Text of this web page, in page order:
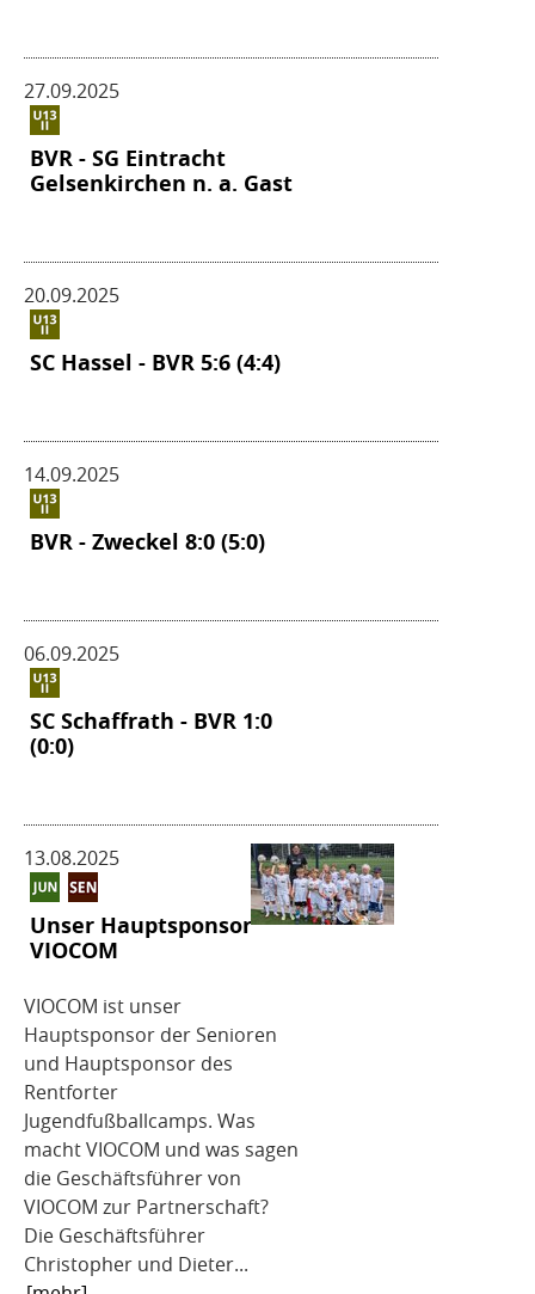
27.09.2025
BVR - SG Eintracht
Gelsenkirchen n. a. Gast
20.09.2025
SC Hassel - BVR 5:6 (4:4)
14.09.2025
BVR - Zweckel 8:0 (5:0)
06.09.2025
SC Schaffrath - BVR 1:0
(0:0)
13.08.2025
Unser Hauptsponsor
VIOCOM
VIOCOM ist unser
Hauptsponsor der Senioren
und Hauptsponsor des
Rentforter
Jugendfußballcamps. Was
macht VIOCOM und was sagen
die Geschäftsführer von
VIOCOM zur Partnerschaft?
Die Geschäftsführer
Christopher und Dieter...